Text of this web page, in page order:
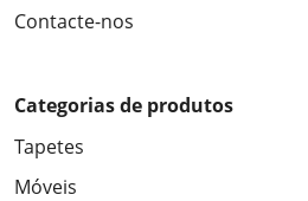
Contacte-nos
Categorias de produtos
Tapetes
Móveis